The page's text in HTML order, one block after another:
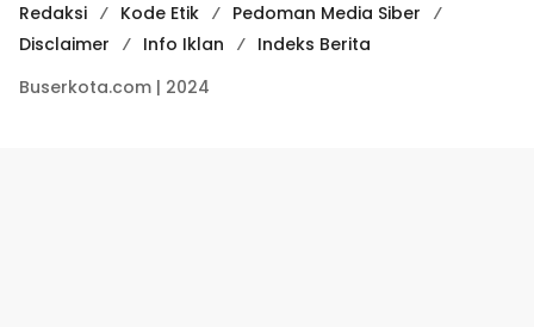
Redaksi Kode Etik
Pedoman Media Siber
Disclaimer
Info Iklan
Indeks Berita
Buserkota.com | 2024